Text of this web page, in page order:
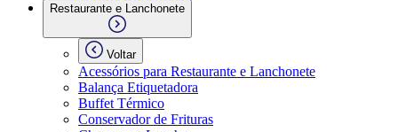
Restaurante e Lanchonete
Voltar
Acessórios para Restaurante e Lanchonete
Balança Etiquetadora
Buffet Térmico
Conservador de Frituras